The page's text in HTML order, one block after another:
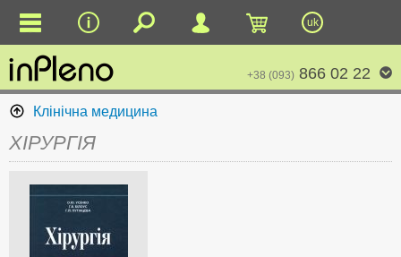
uk
+38 (093) 866 02 22
Клінічна медицина
ХІРУРГІЯ